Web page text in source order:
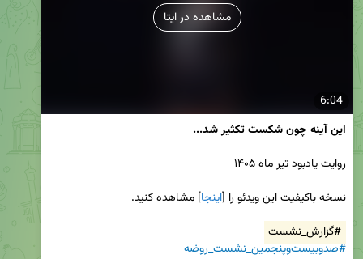
6:04
مشاهده در ایتا
این آینه چون شکست تکثیر شد...
نسخه باکیفیت این ویدئو را [اینجا
#گزارش_نشست
#صدوبیست‌وپنجمین_نشست_روضه